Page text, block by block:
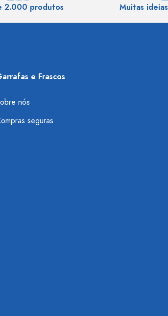
2.000 produtos Muitas
e Frascos
nós
seguras